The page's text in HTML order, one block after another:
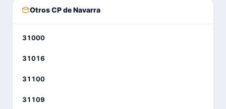
Otros CP de Navarra
31000
31016
31100
31109